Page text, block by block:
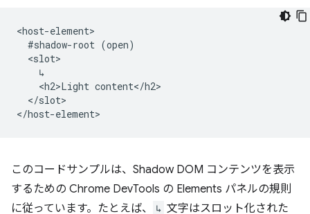
<host-element>
  #shadow-root (open)
  <slot>
    ↳
    <h2>Light content</h2>
  </slot>
このコードサンプルは、Shadow DOM コンテンツを表示
するための Chrome DevTools の Elements パネルの規則
に従っています。たとえば、
↳ 文字はスロット化された